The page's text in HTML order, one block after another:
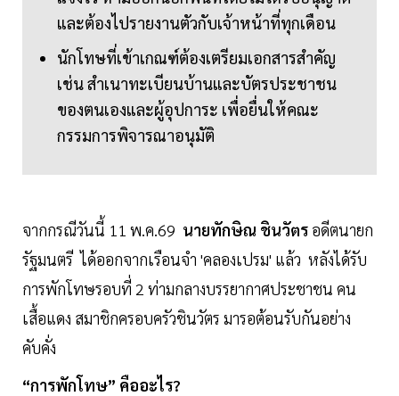
และต้องไปรายงานตัวกับเจ้าหน้าที่ทุกเดือน
นักโทษที่เข้าเกณฑ์ต้องเตรียมเอกสารสำคัญ
เช่น สำเนาทะเบียนบ้านและบัตรประชาชน
ของตนเองและผู้อุปการะ เพื่อยื่นให้คณะ
กรรมการพิจารณาอนุมัติ
จากกรณีวันนี้ 11 พ.ค.69 นายทักษิณ ชินวัตร อดีตนายก
รัฐมนตรี ได้ออกจากเรือนจำ 'คลองเปรม' แล้ว หลังได้รับ
การพักโทษรอบที่ 2 ท่ามกลางบรรยากาศประชาชน คน
เสื้อแดง สมาชิกครอบครัวชินวัตร มารอต้อนรับกันอย่าง
คับคั่ง
“การพักโทษ” คืออะไร?